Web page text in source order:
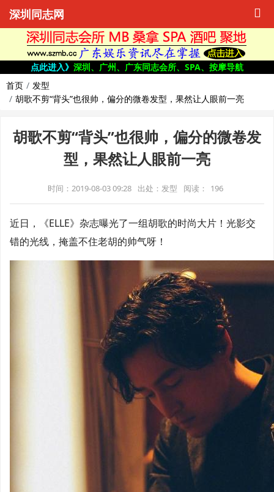
深圳同志网
点此进入》 深圳、广州、广东同志会所、SPA、按摩导航
首页
发型
胡歌不剪“背头”也很帅，偏分的微卷发型，果然让人眼前一亮
胡歌不剪“背头”也很帅，偏分的微卷发
型，果然让人眼前一亮
时间：2019-08-03 09:28 出处：发型 阅读： 196
近日，《ELLE》杂志曝光了一组胡歌的时尚大片！光影交
错的光线，掩盖不住老胡的帅气呀！